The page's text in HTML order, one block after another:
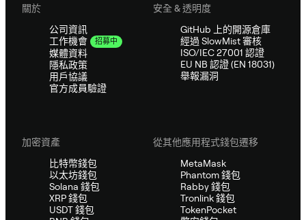
關於
公司資訊
工作機會
招募中
媒體資料
隱私政策
用戶協議
官方成員驗證
安全 & 透明度
GitHub 上的開源倉庫
經過 SlowMist 審核
ISO/IEC 27001 認證
EU NB 認證 (EN 18031)
舉報漏洞
加密資產
比特幣錢包
以太坊錢包
Solana 錢包
XRP 錢包
USDT 錢包
從其他應用程式錢包遷移
MetaMask
Phantom 錢包
Rabby 錢包
Tronlink 錢包
TokenPocket